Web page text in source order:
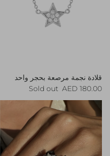
قلادة نجمة مرصعة بحجر واحد
Regular price
180.00 AED
Sold out